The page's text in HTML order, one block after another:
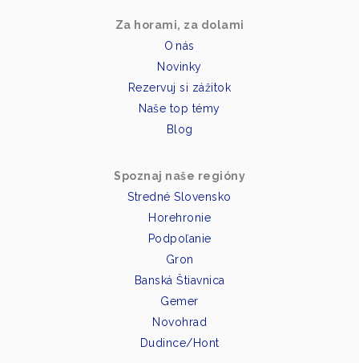
Za horami, za dolami
O nás
Novinky
Rezervuj si zážitok
Naše top témy
Blog
Spoznaj naše regióny
Stredné Slovensko
Horehronie
Podpoľanie
Gron
Banská Štiavnica
Gemer
Novohrad
Dudince/Hont